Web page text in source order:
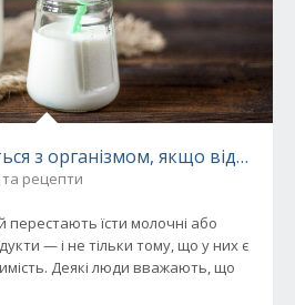
з організмом, якщо
та рецепти
їсти молочні або
— і не тільки тому, що у них є
Деякі люди вважають, що